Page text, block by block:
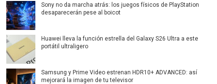
Sony no da marcha atrás: los juegos físicos de PlayStation
desaparecerán pese al boicot
Huawei lleva la función estrella del Galaxy S26 Ultra a este
portátil ultraligero
Samsung y Prime Video estrenan HDR10+ ADVANCED: así
mejorará la imagen de tu televisor